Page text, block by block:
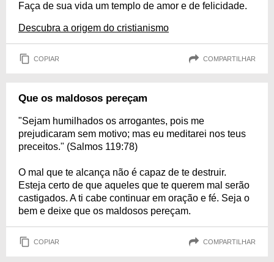
Faça de sua vida um templo de amor e de felicidade.
Descubra a origem do cristianismo
COPIAR COMPARTILHAR
Que os maldosos pereçam
"Sejam humilhados os arrogantes, pois me
prejudicaram sem motivo; mas eu meditarei nos teus
preceitos." (Salmos 119:78)
O mal que te alcança não é capaz de te destruir.
Esteja certo de que aqueles que te querem mal serão
castigados. A ti cabe continuar em oração e fé. Seja o
bem e deixe que os maldosos pereçam.
COPIAR COMPARTILHAR